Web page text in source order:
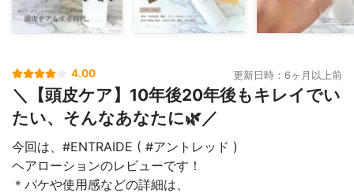
4.00 更新日時：6ヶ月以上前
＼【頭皮ケア】10年後20年後もキレイでい
たい、そんなあなたに🌿／
今回は、#ENTRAIDE ( #アントレッド )
ヘアローションのレビューです！
＊パケや使用感などの詳細は、